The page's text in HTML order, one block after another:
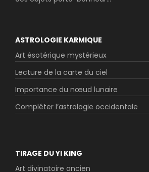
ASTROLOGIE KARMIQUE
Art ésotérique mystérieux
Lecture de la carte du ciel
Importance du nœud lunaire
Compléter l’astrologie occidentale
TIRAGE DU YI KING
Art divinatoire ancien